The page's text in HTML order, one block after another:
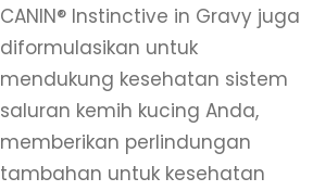
CANIN® Instinctive in Gravy juga
diformulasikan untuk
mendukung kesehatan sistem
saluran kemih kucing Anda,
memberikan perlindungan
tambahan untuk kesehatan